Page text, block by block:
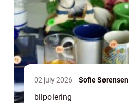
02 july 2026 Sofie Sørensen
bilpolering